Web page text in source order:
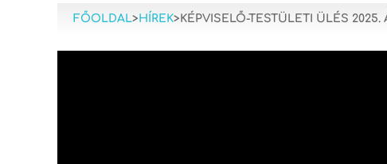
FŐOLDAL>HÍREK> KÉPVISELŐ-TESTÜLETI ÜLÉS 2025.